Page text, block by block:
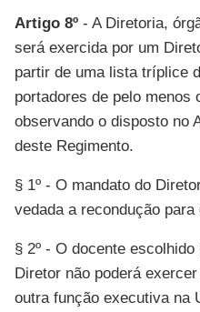
Artigo 8º - A Diretoria,
será exercida por um
partir de uma lista tríplice
portadores de pelo menos
observando o disposto no
deste Regimento.
§ 1º - O mandato do
vedada a recondução
§ 2º - O docente
Diretor não poderá
outra função executiva na